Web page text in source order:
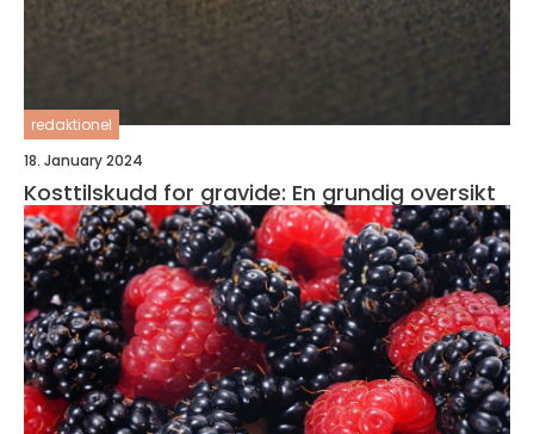
redaktionel
18. January 2024
Kosttilskudd for gravide: En grundig oversikt